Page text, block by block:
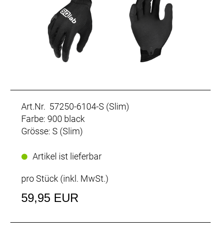
Art.Nr. 57250-6104-S (Slim)
Farbe: 900 black
Grösse: S (Slim)
Artikel ist lieferbar
pro Stück (inkl. MwSt.)
59,95 EUR